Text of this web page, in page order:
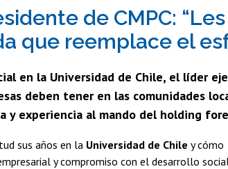
Nutrición y Tecnología dede CMPC:
que reemplace el
en la Universidad de Chile, el líder
deben tener en las comunidades
y experiencia al mando del holding
sus años en la Universidad de Chile y cómo
y compromiso con el desarrollo